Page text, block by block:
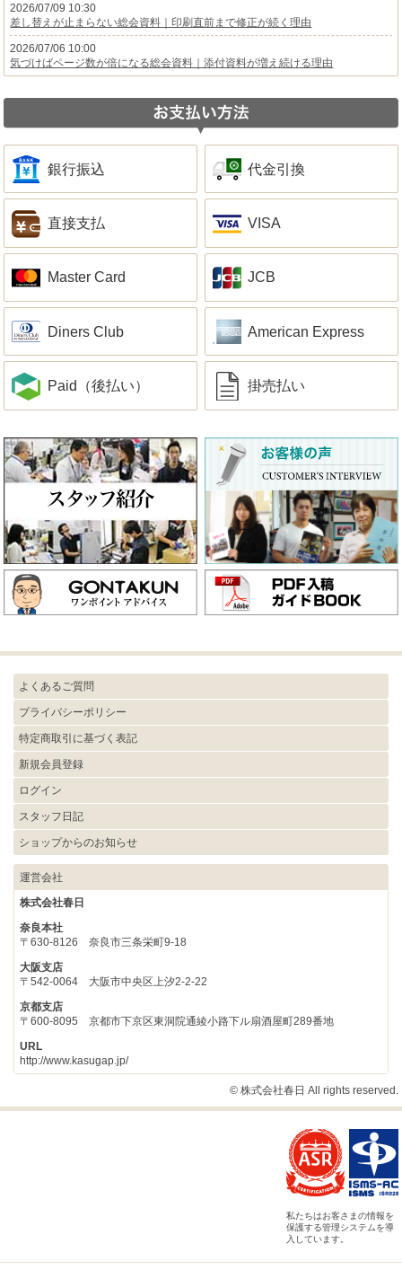
2026/07/09 10:30
差し替えが止まらない総会資料｜印刷直前まで修正が続く理由
2026/07/06 10:00
気づけばページ数が倍になる総会資料｜添付資料が増え続ける理由
銀行振込 代金引換
直接支払 VISA
Master Card JCB
Diners Club American Express
Paid（後払い） 掛売払い
よくあるご質問
プライバシーポリシー
特定商取引に基づく表記
新規会員登録
ログイン
スタッフ日記
ショップからのお知らせ
運営会社
株式会社春日
奈良本社
〒630-8126 奈良市三条栄町9-18
大阪支店
〒542-0064 大阪市中央区上汐2-2-22
京都支店
〒600-8095 京都市下京区東洞院通綾小路下ル扇酒屋町289番地
URL
http://www.kasugap.jp/
© 株式会社春日 All rights reserved.
私たちはお客さまの情報を
保護する管理システムを導
入しています。